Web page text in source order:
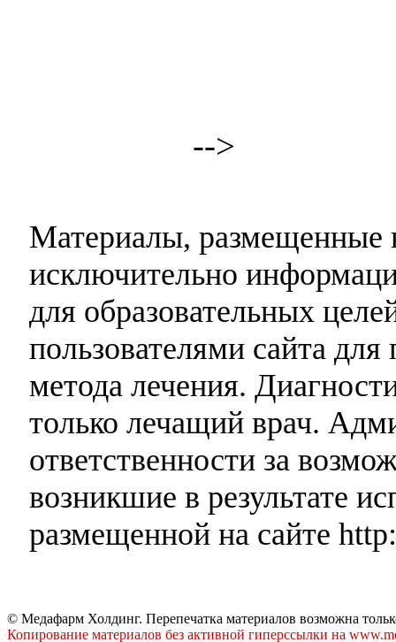
-->
Материалы, размещенные
исключительно
для образовательных
пользователями сайта
метода лечения.
только лечащий врач.
ответственности за
возникшие в результате
размещенной на сайте
© Медафарм Холдинг. Перепечатка материалов возможна
Копирование материалов без активной гиперссылки на